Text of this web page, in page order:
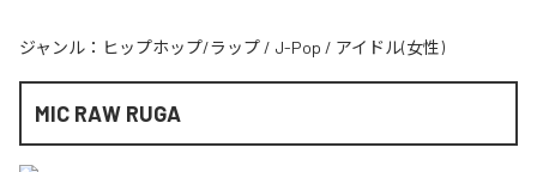
ジャンル： ヒップホップ/ラップ / J-Pop / アイドル(女性)
MIC RAW RUGA